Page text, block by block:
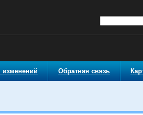
изменений Обратная связь